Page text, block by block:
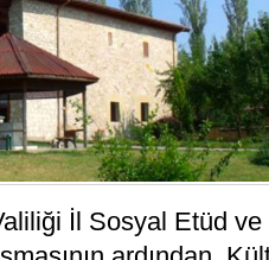
İl Sosyal Etüd